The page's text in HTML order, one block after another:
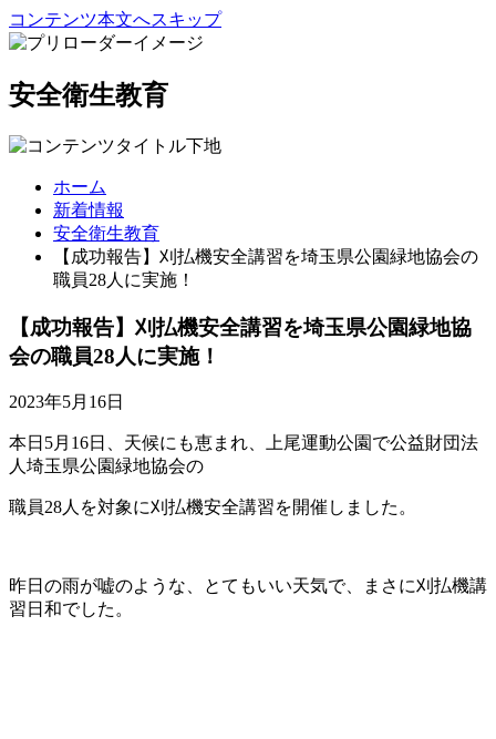
コンテンツ本文へスキップ
安全衛生教育
ホーム
新着情報
安全衛生教育
【成功報告】刈払機安全講習を埼玉県公園緑地協会の
職員28人に実施！
【成功報告】刈払機安全講習を埼玉県公園緑地協
会の職員28人に実施！
2023年5月16日
本日5月16日、天候にも恵まれ、上尾運動公園で公益財団法
人埼玉県公園緑地協会の
職員28人を対象に刈払機安全講習を開催しました。
昨日の雨が嘘のような、とてもいい天気で、まさに刈払機講
習日和でした。